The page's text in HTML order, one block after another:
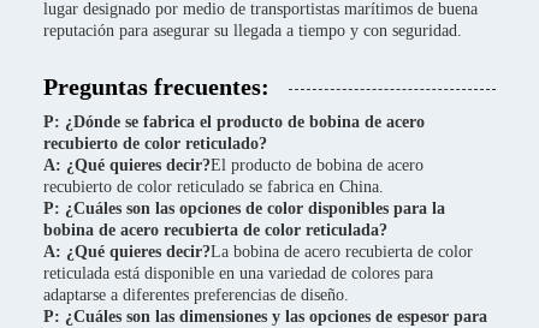
lugar designado por medio de transportistas marítimos de buena
reputación para asegurar su llegada a tiempo y con seguridad.
Preguntas frecuentes:
P: ¿Dónde se fabrica el producto de bobina de acero
recubierto de color reticulado?
A: ¿Qué quieres decir?El producto de bobina de acero
recubierto de color reticulado se fabrica en China.
P: ¿Cuáles son las opciones de color disponibles para la
bobina de acero recubierta de color reticulada?
A: ¿Qué quieres decir?La bobina de acero recubierta de color
reticulada está disponible en una variedad de colores para
adaptarse a diferentes preferencias de diseño.
P: ¿Cuáles son las dimensiones y las opciones de espesor para